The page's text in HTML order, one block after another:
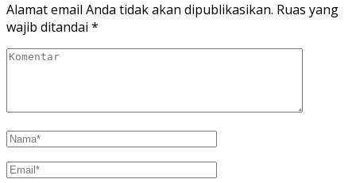
Alamat email Anda tidak akan dipublikasikan. Ruas yang
wajib ditandai *